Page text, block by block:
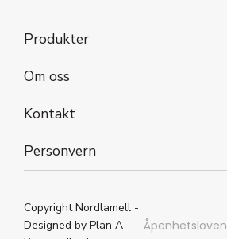
Produkter
Om oss
Kontakt
Personvern
Copyright Nordlamell -
Designed by Plan A
Åpenhetsloven